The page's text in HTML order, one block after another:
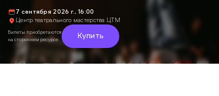
7 сентября 2026 г., 16:00
Центр театрального мастерства ЦТМ
Билеты приобретаются
на стороннем ресурсе
Купить